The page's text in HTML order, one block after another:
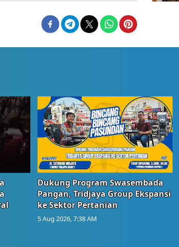
Dukung Program Swasembada
Pangan, Tridjaya Group Ekspansi
ke Sektor Pertanian
5 Aug 2026, 7:38 AM